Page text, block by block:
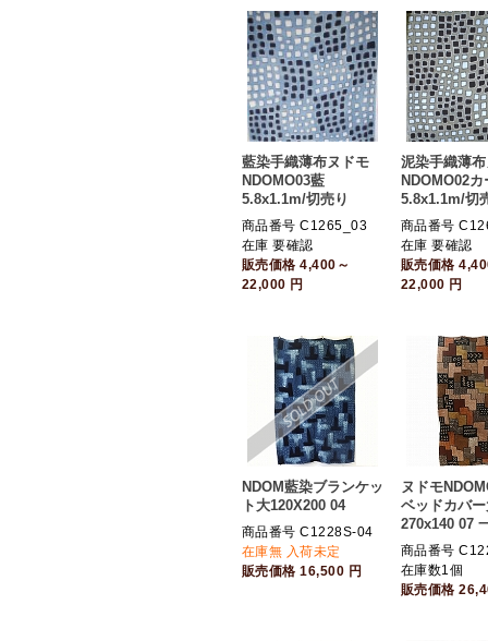
藍染手織薄布ヌドモ
NDOMO03藍
5.8x1.1m/切売り
商品番号 C1265_03
在庫 要確認
販売価格4,400～
22,000 円
泥染手織薄
NDOMO02カ
5.8x1.1m/切
商品番号
在庫 要確認
販売価格
22,000 円
NDOM藍染ブランケッ
ト大120X200 04
商品番号 C1228S-04
在庫無 入荷未定
販売価格16,500 円
ヌドモ
ベッドカバ
270x140 07
商品番号
在庫数1個
販売価格